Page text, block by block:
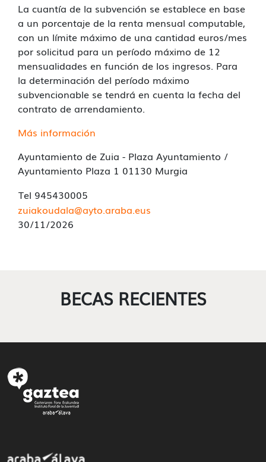
La cuantía de la subvención se establece en base
a un porcentaje de la renta mensual computable,
con un límite máximo de una cantidad euros/mes
por solicitud para un período máximo de 12
mensualidades en función de los ingresos. Para
la determinación del período máximo
subvencionable se tendrá en cuenta la fecha del
contrato de arrendamiento.
Más información
Ayuntamiento de Zuia - Plaza Ayuntamiento /
Ayuntamiento Plaza 1 01130 Murgia
Tel 945430005
zuiakoudala@ayto.araba.eus
30/11/2026
BECAS RECIENTES